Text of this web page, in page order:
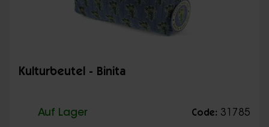
Kulturbeutel - Binita
Auf Lager Code: 31785